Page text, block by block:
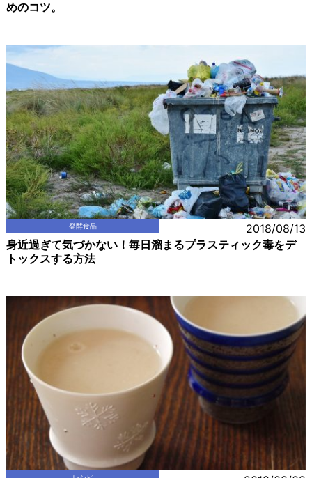
めのコツ。
発酵食品 2018/08/13
身近過ぎて気づかない！毎日溜まるプラスティック毒をデ
トックスする方法